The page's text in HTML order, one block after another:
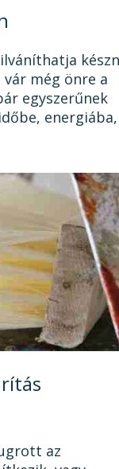
még önre a
egyszerűnek
az